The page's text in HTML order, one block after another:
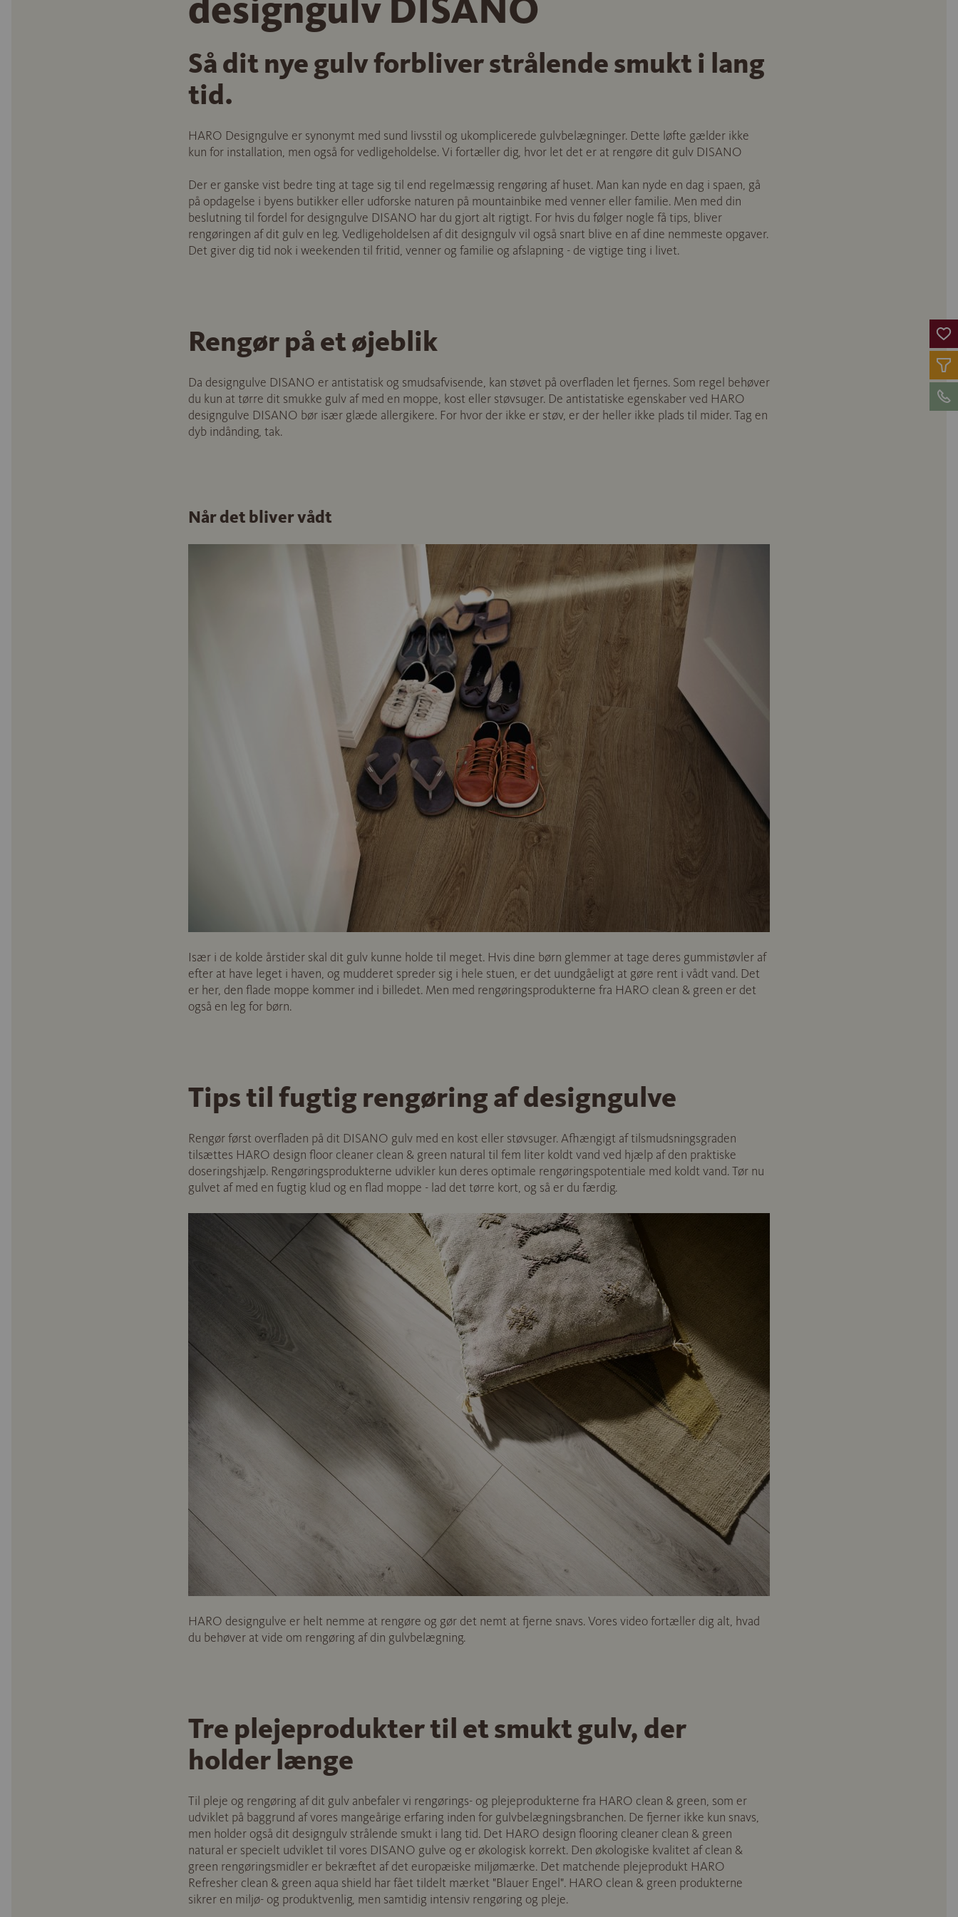
Så dit nye gulv forbliver strålende smukt i lang
tid.
HARO Designgulve er synonymt med sund livsstil og ukomplicerede gulvbelægninger. Dette løfte gælder ikke
kun for installation, men også for vedligeholdelse. Vi fortæller dig, hvor let det er at rengøre dit gulv DISANO
Der er ganske vist bedre ting at tage sig til end regelmæssig rengøring af huset. Man kan nyde en dag i spaen, gå
på opdagelse i byens butikker eller udforske naturen på mountainbike med venner eller familie. Men med din
beslutning til fordel for designgulve DISANO har du gjort alt rigtigt. For hvis du følger nogle få tips, bliver
rengøringen af dit gulv en leg. Vedligeholdelsen af dit designgulv vil også snart blive en af dine nemmeste opgaver.
Det giver dig tid nok i weekenden til fritid, venner og familie og afslapning - de vigtige ting i livet.
Rengør på et øjeblik
Da designgulve DISANO er antistatisk og smudsafvisende, kan støvet på overfladen let fjernes. Som regel behøver
du kun at tørre dit smukke gulv af med en moppe, kost eller støvsuger. De antistatiske egenskaber ved HARO
designgulve DISANO bør især glæde allergikere. For hvor der ikke er støv, er der heller ikke plads til mider. Tag en
dyb indånding, tak.
Når det bliver vådt
Især i de kolde årstider skal dit gulv kunne holde til meget. Hvis dine børn glemmer at tage deres gummistøvler af
efter at have leget i haven, og mudderet spreder sig i hele stuen, er det uundgåeligt at gøre rent i vådt vand. Det
er her, den flade moppe kommer ind i billedet. Men med rengøringsprodukterne fra HARO clean & green er det
også en leg for børn.
Tips til fugtig rengøring af designgulve
Rengør først overfladen på dit DISANO gulv med en kost eller støvsuger. Afhængigt af tilsmudsningsgraden
tilsættes HARO design floor cleaner clean & green natural til fem liter koldt vand ved hjælp af den praktiske
doseringshjælp. Rengøringsprodukterne udvikler kun deres optimale rengøringspotentiale med koldt vand. Tør nu
gulvet af med en fugtig klud og en flad moppe - lad det tørre kort, og så er du færdig.
HARO designgulve er helt nemme at rengøre og gør det nemt at fjerne snavs. Vores video fortæller dig alt, hvad
du behøver at vide om rengøring af din gulvbelægning.
Tre plejeprodukter til et smukt gulv, der
holder længe
Til pleje og rengøring af dit gulv anbefaler vi rengørings- og plejeprodukterne fra HARO clean & green, som er
udviklet på baggrund af vores mangeårige erfaring inden for gulvbelægningsbranchen. De fjerner ikke kun snavs,
men holder også dit designgulv strålende smukt i lang tid. Det HARO design flooring cleaner clean & green
natural er specielt udviklet til vores DISANO gulve og er økologisk korrekt. Den økologiske kvalitet af clean &
green rengøringsmidler er bekræftet af det europæiske miljømærke. Det matchende plejeprodukt HARO
Refresher clean & green aqua shield har fået tildelt mærket "Blauer Engel". HARO clean & green produkterne
sikrer en miljø- og produktvenlig, men samtidig intensiv rengøring og pleje.